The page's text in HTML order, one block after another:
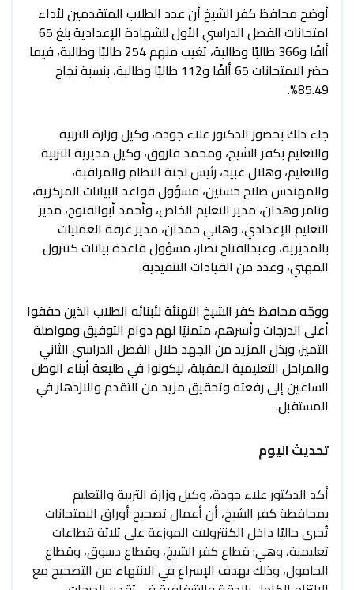
أوضح محافظ كفر الشيخ أن عدد الطلاب المتقدمين لأداء
امتحانات الفصل الدراسي الأول للشهادة الإعدادية بلغ 65
ألفًا و366 طالبًا وطالبة، تغيب منهم 254 طالبًا وطالبة، فيما
حضر الامتحانات 65 ألفًا و112 طالبًا وطالبة، بنسبة نجاح
85.49%.
جاء ذلك بحضور الدكتور علاء جودة، وكيل وزارة التربية
والتعليم بكفر الشيخ، ومحمد فاروق، وكيل مديرية التربية
والتعليم، وهلال عبيد، رئيس لجنة النظام والمراقبة،
والمهندس صلاح حسنين، مسؤول قواعد البيانات المركزية،
وتامر وهدان، مدير التعليم الخاص، وأحمد أبوالفتوح، مدير
التعليم الإعدادي، وهاني حمدان، مدير غرفة العمليات
بالمديرية، وعبدالفتاح نصار، مسؤول قاعدة بيانات كنترول
المهني، وعدد من القيادات التنفيذية.
ووجّه محافظ كفر الشيخ التهنئة لأبنائه الطلاب الذين حققوا
أعلى الدرجات وأسرهم، متمنيًا لهم دوام التوفيق ومواصلة
التميز، وبذل المزيد من الجهد خلال الفصل الدراسي الثاني
والمراحل التعليمية المقبلة، ليكونوا في طليعة أبناء الوطن
الساعين إلى رفعته وتحقيق مزيد من التقدم والازدهار في
المستقبل.
تحديث اليوم
أكد الدكتور علاء جودة، وكيل وزارة التربية والتعليم
بمحافظة كفر الشيخ، أن أعمال تصحيح أوراق الامتحانات
تُجرى حاليًا داخل الكنترولات الموزعة على ثلاثة قطاعات
تعليمية، وهي: قطاع كفر الشيخ، وقطاع دسوق، وقطاع
الحامول، وذلك بهدف الإسراع في الانتهاء من التصحيح مع